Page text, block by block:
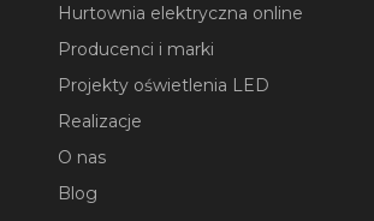
Hurtownia elektryczna online
Producenci i marki
Projekty oświetlenia LED
Realizacje
O nas
Blog